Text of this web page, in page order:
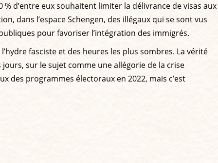
d’entre eux souhaitent limiter la délivrance de visas aux
dans l’espace Schengen, des illégaux qui se sont vus
pour favoriser l’intégration des immigrés.
fasciste et des heures les plus sombres. La vérité
sur le sujet comme une allégorie de la crise
des programmes électoraux en 2022, mais c’est